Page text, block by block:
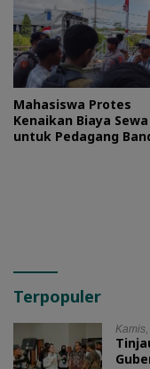
Mahasiswa Protes
Kenaikan Biaya Sewa
untuk Pedagang
Terpopuler